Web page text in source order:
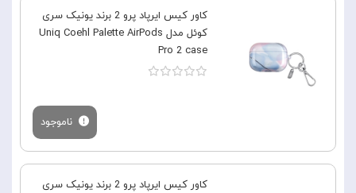
کاور کیس ایرپاد پرو 2 برند یونیک سری
کوئل مدل Uniq Coehl Palette AirPods
Pro 2 case
ناموجود
کاور کیس ایرپاد پرو 2 برند یونیک سری